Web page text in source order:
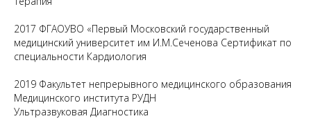
2017 ФГАОУВО «Первый Московский государственный
медицинский университет им И.М.Сеченова Сертификат по
специальности Кардиология
2019 Факультет непрерывного медицинского образования
Медицинского института РУДН
Ультразвуковая Диагностика